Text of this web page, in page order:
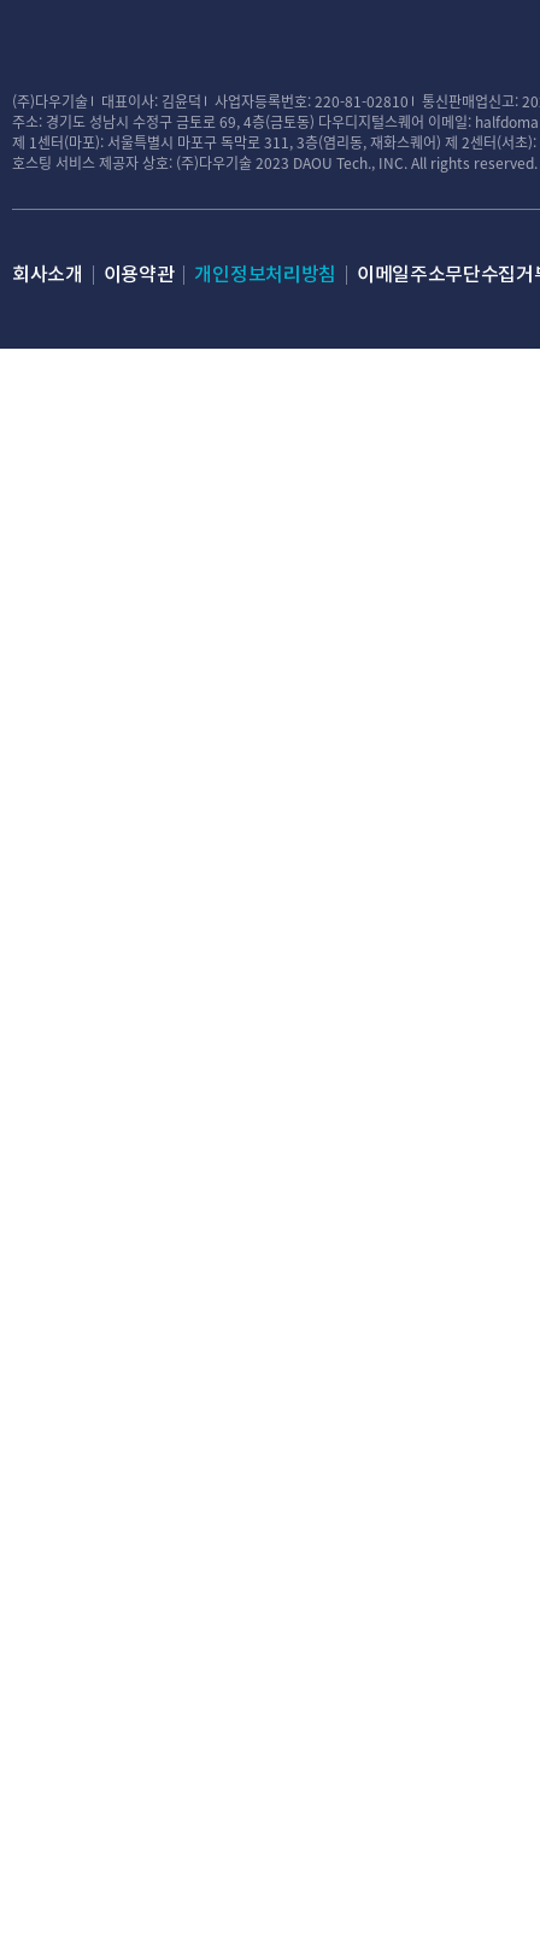
(주)다우기술 대표이사: 김윤덕 사업자등록번호: 220-81-02810
통신판매업신고:
주소: 경기도 성남시 수정구 금토로 69, 4층(금토동) 다우디지털스퀘어 이메일:
제 1센터(마포): 서울특별시 마포구 독막로 311, 3층(염리동, 재화스퀘어) 제 2센터(서초
호스팅 서비스 제공자 상호: (주)다우기술2023 DAOU Tech., INC. All rights reserved.
회사소개 이용약관 개인정보처리방침 이메일주소무단수집거